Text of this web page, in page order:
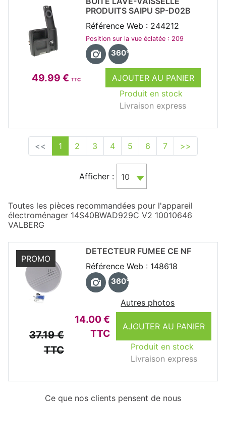
49.99 € TTC
AJOUTER AU PANIER
Produit en stock
Livraison express
PRODUITS SAIPU SP-D02B
Référence Web : 244212
Position sur la vue éclatée : 209
360°
<< 1 2 3 4 5 6 7 >>
Afficher : 10
Toutes les pièces recommandées pour l'appareil
électroménager 14S40BWAD929C V2 10010646
VALBERG
PROMO
37.19 €
TTC
14.00 €
TTC
AJOUTER AU PANIER
Produit en stock
Livraison express
DETECTEUR FUMEE CE NF
Référence Web : 148618
360°
Autres photos
Ce que nos clients pensent de nous